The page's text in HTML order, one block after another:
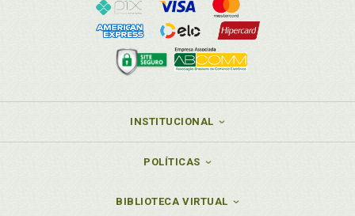
INSTITUCIONAL
POLÍTICAS
BIBLIOTECA VIRTUAL